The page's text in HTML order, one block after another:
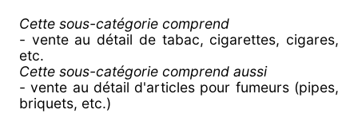
Cette sous-catégorie comprend
- vente au détail de tabac, cigarettes, cigares,
etc.
Cette sous-catégorie comprend aussi
- vente au détail d'articles pour fumeurs (pipes,
briquets, etc.)